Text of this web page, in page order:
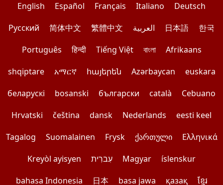
English Español Français Italiano
Deutsch
Pусский
简体中文 繁體中文 العربية 日本語
한국
Português
हिन्दी Tiếng Việt বাংলা
Afrikaans
shqiptare
አማርኛ հայերեն Azərbaycan
euskara
беларускі
bosanski български català
Cebuano
Hrvatski
čeština dansk Nederlands
eesti keel
Tagalog
Suomalainen Frysk ქართული
Ελληνικά
Kreyòl ayisyen
עִברִית Magyar
íslenskur
bahasa Indonesia
日本 basa jawa қазақ ខ្មែរ